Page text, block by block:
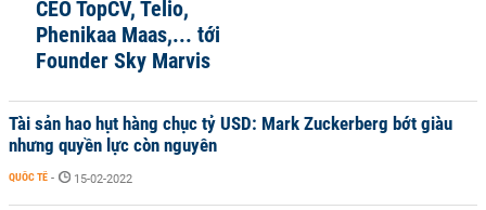
CEO TopCV, Telio,
Phenikaa Maas,... tới
Founder Sky Marvis
Tài sản hao hụt hàng chục tỷ USD: Mark Zuckerberg bớt giàu
nhưng quyền lực còn nguyên
QUỐC TẾ - 15-02-2022